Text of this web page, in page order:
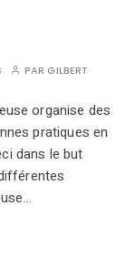
PARGILBERT
organise des
pratiques en
dans le but